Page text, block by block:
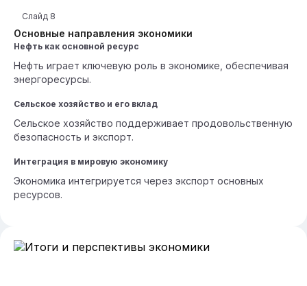
Основные направления экономики
Слайд 8
Нефть как основной ресурс
Нефть играет ключевую роль в экономике, обеспечивая
энергоресурсы.
Сельское хозяйство и его вклад
Сельское хозяйство поддерживает продовольственную
безопасность и экспорт.
Интеграция в мировую экономику
Экономика интегрируется через экспорт основных
ресурсов.